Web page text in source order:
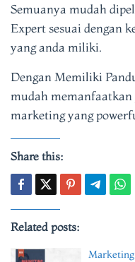
Semuanya mudah
Expert sesuai dengan
yang anda miliki.
Dengan Memiliki
mudah memanfaatkan
marketing yang
Share this:
Related posts: